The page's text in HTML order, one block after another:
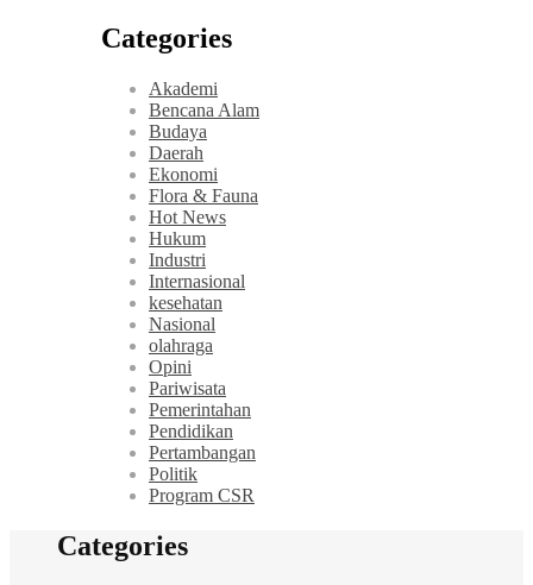
Categories
Akademi
Bencana Alam
Budaya
Daerah
Ekonomi
Flora & Fauna
Hot News
Hukum
Industri
Internasional
kesehatan
Nasional
olahraga
Opini
Pariwisata
Pemerintahan
Pendidikan
Pertambangan
Politik
Program CSR
Categories